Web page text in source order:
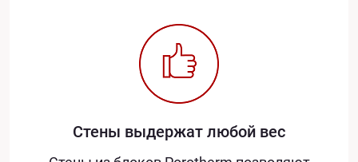
Стены выдержат любой вес